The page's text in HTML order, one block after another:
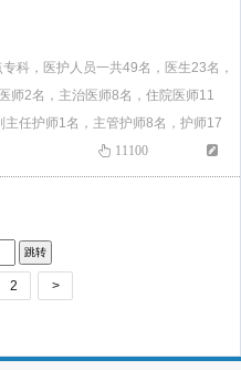
科，医护人员一共49名，医生23名，
师2名，主治医师8名，住院医师11
任护师1名，主管护师8名，护师17
学历1名，本科生学历44名，专科学历4
鲲鹏计划“中青年拔尖人才”1名，“十佳
11100
2 >